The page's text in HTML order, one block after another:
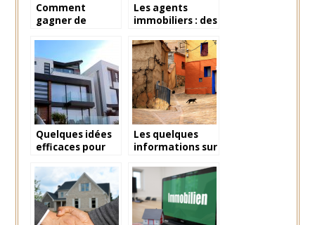
Comment
gagner de
l’immobilier en
investissement
indirect ?
Les agents
immobiliers : des
premier choix
pour réussir une
vente
Quelques idées
efficaces pour
immobilier
Les quelques
informations sur
habitation